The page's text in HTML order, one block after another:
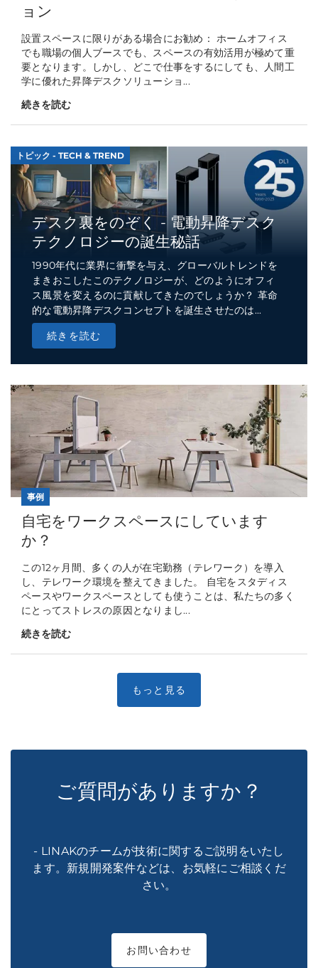
ョン
設置スペースに限りがある場合にお勧め： ホームオフィス
でも職場の個人ブースでも、スペースの有効活用が極めて重
要となります。しかし、どこで仕事をするにしても、人間工
学に優れた昇降デスクソリューショ...
続きを読む
トピック - TECH & TREND
デスク裏をのぞく - 電動昇降デスク
テクノロジーの誕生秘話
1990年代に業界に衝撃を与え、グローバルトレンドを
まきおこしたこのテクノロジーが、どのようにオフィ
ス風景を変えるのに貢献してきたのでしょうか？ 革命
的な電動昇降デスクコンセプトを誕生させたのは...
続きを読む
事例
自宅をワークスペースにしています
か？
この12ヶ月間、多くの人が在宅勤務（テレワーク）を導入
し、テレワーク環境を整えてきました。 自宅をスタディス
ペースやワークスペースとしても使うことは、私たちの多く
にとってストレスの原因となりまし...
続きを読む
ご質問がありますか？
- LINAKのチームが技術に関するご説明をいたし
ます。新規開発案件などは、お気軽にご相談くだ
さい。
お問い合わせ